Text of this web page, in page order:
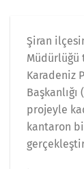
Şiran
Müdürlüğü
Karadeniz
projeyle
kantaron